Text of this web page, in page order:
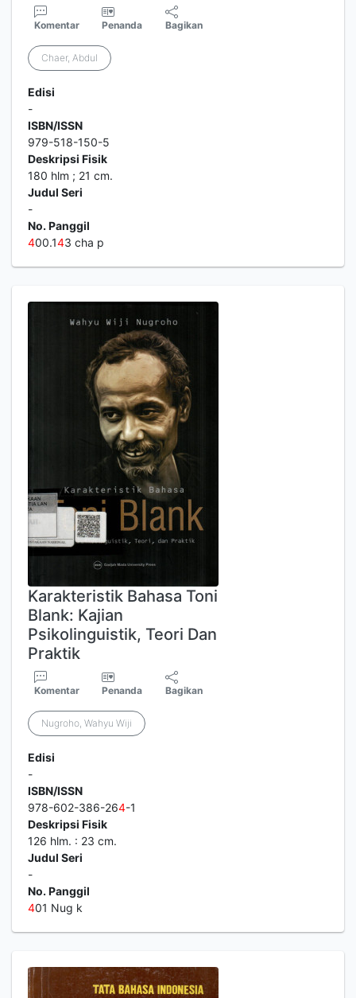
Komentar Penanda Bagikan
Chaer, Abdul
Edisi
-
ISBN/ISSN
979-518-150-5
Deskripsi Fisik
180 hlm ; 21 cm.
Judul Seri
-
No. Panggil
400.143 cha p
Karakteristik Bahasa Toni
Blank: Kajian
Psikolinguistik, Teori Dan
Praktik
Komentar Penanda Bagikan
Nugroho, Wahyu Wiji
Edisi
-
ISBN/ISSN
978-602-386-264-1
Deskripsi Fisik
126 hlm. : 23 cm.
Judul Seri
-
No. Panggil
401 Nug k